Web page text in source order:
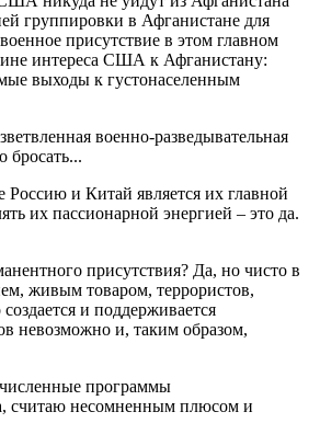
группировки в Афганистане для
присутствие в этом главном
интереса США к Афганистану:
выходы к густонаселенным
военно-разведывательная
бросать...
и Китай является их главной
их пассионарной энергией – это да.
присутствия? Да, но чисто в
живым товаром, террористов,
и поддерживается
невозможно и, таким образом,
программы
считаю несомненным плюсом и